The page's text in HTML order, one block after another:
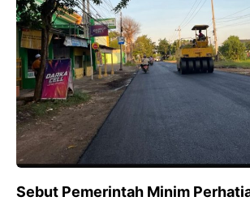
Sebut Pemerintah Minim